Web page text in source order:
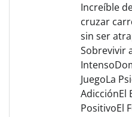
Increíble
cruzar
sin ser
Sobrevivir
JuegoLa
AdicciónEl
PositivoEl